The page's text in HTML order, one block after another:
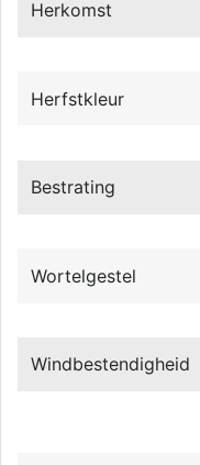
Herkomst
Herfstkleur
Bestrating
Wortelgestel
Windbestendigheid